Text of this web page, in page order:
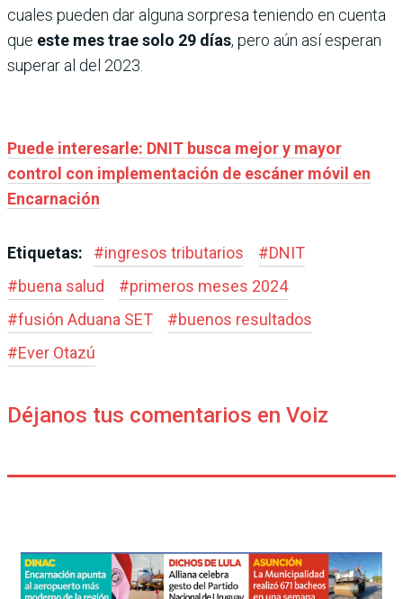
cuales pueden dar alguna sorpresa teniendo en cuenta
que este mes trae solo 29 días, pero aún así esperan
superar al del 2023.
Puede interesarle: DNIT busca mejor y mayor
control con implementación de escáner móvil en
Encarnación
Etiquetas: #ingresos tributarios #DNIT
#buena salud #primeros meses 2024
#fusión Aduana SET #buenos resultados
#Ever Otazú
Déjanos tus comentarios en Voiz